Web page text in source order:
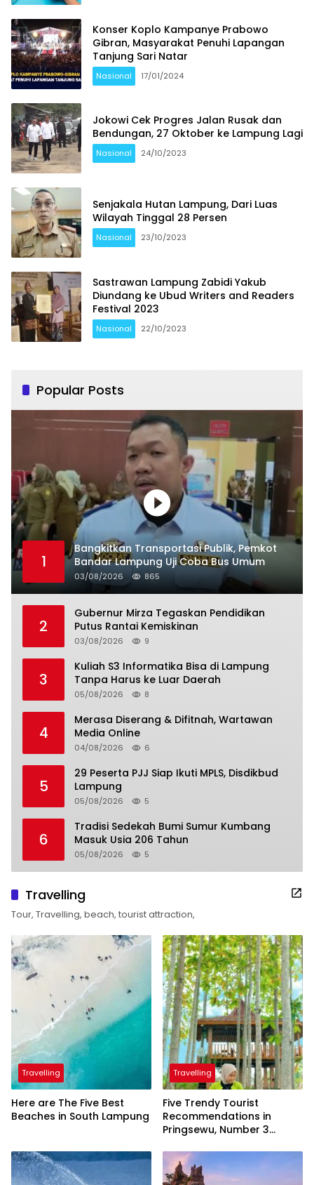
Konser Koplo Kampanye Prabowo
Gibran, Masyarakat Penuhi Lapangan
Tanjung Sari Natar
Nasional 17/01/2024
Jokowi Cek Progres Jalan Rusak dan
Bendungan, 27 Oktober ke Lampung Lagi
Nasional 24/10/2023
Senjakala Hutan Lampung, Dari Luas
Wilayah Tinggal 28 Persen
Nasional 23/10/2023
Sastrawan Lampung Zabidi Yakub
Diundang ke Ubud Writers and Readers
Festival 2023
Nasional 22/10/2023
Popular Posts
1
Bangkitkan Transportasi Publik, Pemkot
Bandar Lampung Uji Coba Bus Umum
03/08/2026 865
2
Gubernur Mirza Tegaskan Pendidikan
Putus Rantai Kemiskinan
03/08/2026 9
3
Kuliah S3 Informatika Bisa di Lampung
Tanpa Harus ke Luar Daerah
05/08/2026 8
4
Merasa Diserang & Difitnah, Wartawan
Media Online
04/08/2026 6
5
29 Peserta PJJ Siap Ikuti MPLS, Disdikbud
Lampung
05/08/2026 5
6
Tradisi Sedekah Bumi Sumur Kumbang
Masuk Usia 206 Tahun
05/08/2026 5
Travelling
Tour, Travelling, beach, tourist attraction,
Travelling
Here are The Five Best
Beaches in South Lampung
Travelling
Five Trendy Tourist
Recommendations in
Pringsewu, Number 3
President